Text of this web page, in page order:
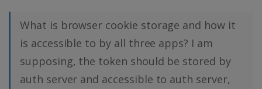
What is browser cookie storage and how it
is accessible to by all three apps? I am
supposing, the token should be stored by
auth server and accessible to auth server,